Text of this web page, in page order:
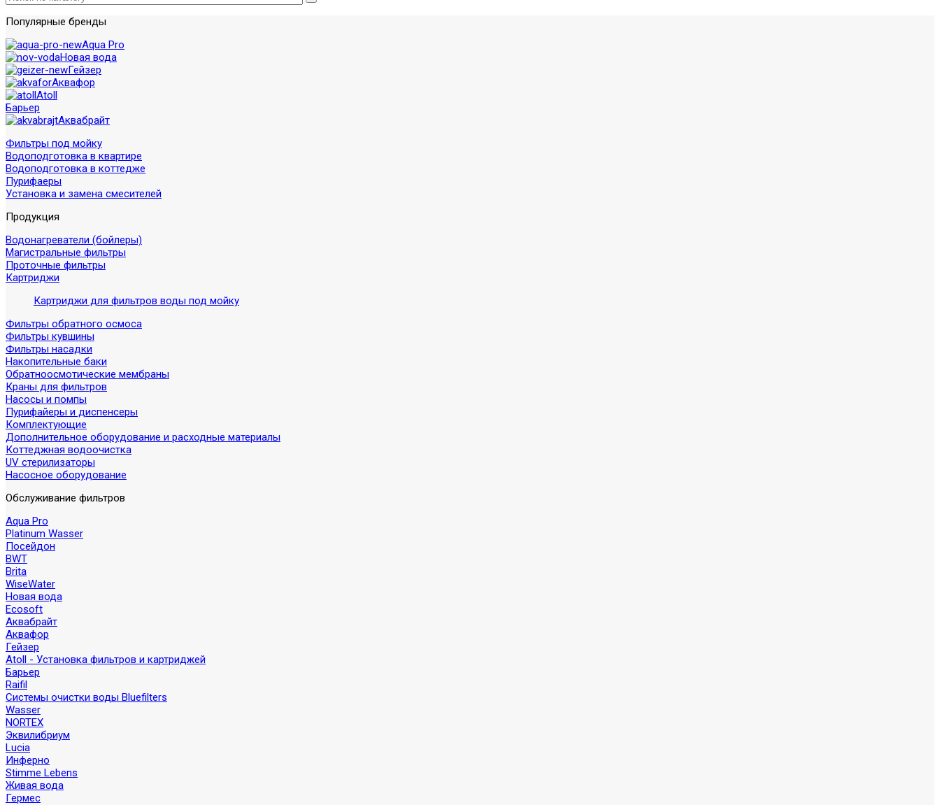
Популярные бренды
Aqua Pro
Новая вода
Гейзер
Аквафор
Atoll
Барьер
Аквабрайт
Фильтры под мойку
Водоподготовка в квартире
Водоподготовка в коттедже
Пурифаеры
Установка и замена смесителей
Продукция
Водонагреватели (бойлеры)
Магистральные фильтры
Проточные фильтры
Картриджи
Картриджи для фильтров воды под мойку
Фильтры обратного осмоса
Фильтры кувшины
Фильтры насадки
Накопительные баки
Обратноосмотические мембраны
Краны для фильтров
Насосы и помпы
Пурифайеры и диспенсеры
Комплектующие
Дополнительное оборудование и расходные материалы
Коттеджная водоочистка
UV стерилизаторы
Насосное оборудование
Обслуживание фильтров
Aqua Pro
Platinum Wasser
Посейдон
BWT
Brita
WiseWater
Новая вода
Ecosoft
Аквабрайт
Аквафор
Гейзер
Atoll - Установка фильтров и картриджей
Барьер
Raifil
Системы очистки воды Bluefilters
Wasser
NORTEX
Эквилибриум
Lucia
Инферно
Stimme Lebens
Живая вода
Гермес